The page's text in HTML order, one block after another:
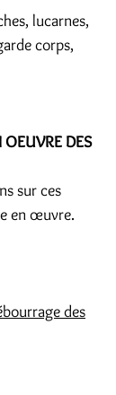
lucarnes,
corps,
OEUVRE DES
sur ces
en œuvre.
des